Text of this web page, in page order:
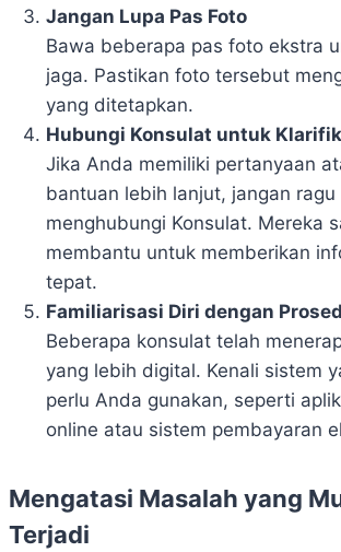
Jangan Lupa Pas Foto
Bawa beberapa pas foto ekstra
jaga. Pastikan foto tersebut
yang ditetapkan.
Hubungi Konsulat untuk
Jika Anda memiliki pertanyaan
bantuan lebih lanjut, jangan ragu
menghubungi Konsulat. Mereka
membantu untuk memberikan
tepat.
Familiarisasi Diri dengan
Beberapa konsulat telah
yang lebih digital. Kenali sistem
perlu Anda gunakan, seperti
online atau sistem pembayaran
Mengatasi Masalah yang
Terjadi